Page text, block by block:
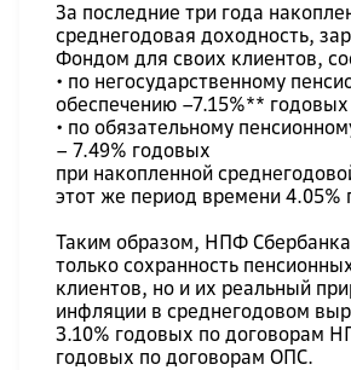
За последние три года
среднегодовая доходность,
Фондом для своих клиентов,
• по негосударственному
обеспечению –7.15%** годовых
• по обязательному
– 7.49% годовых
при накопленной
этот же период времени 4.05%
Таким образом, НПФ Сбербанка
только сохранность
клиентов, но и их реальный
инфляции в среднегодовом
3.10% годовых по договорам
годовых по договорам ОПС.